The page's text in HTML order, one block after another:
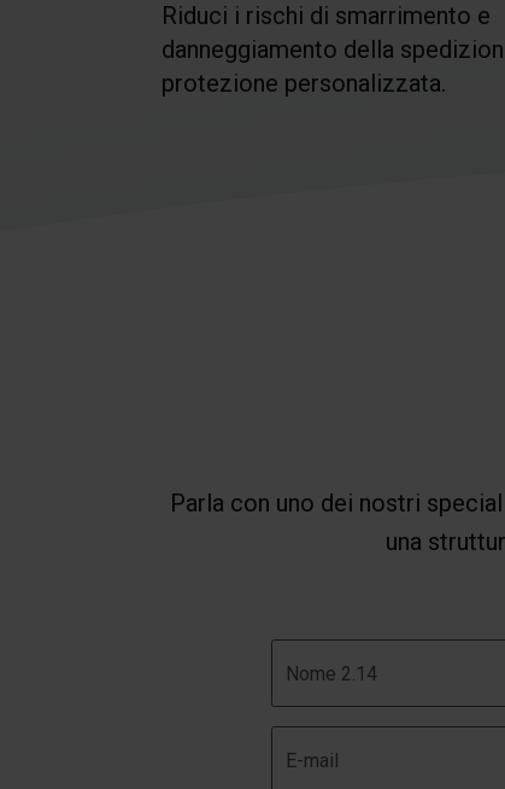
Riduci i rischi di smarrimento e
danneggiamento della
protezione personalizzata.
Parla con uno dei nostri
una